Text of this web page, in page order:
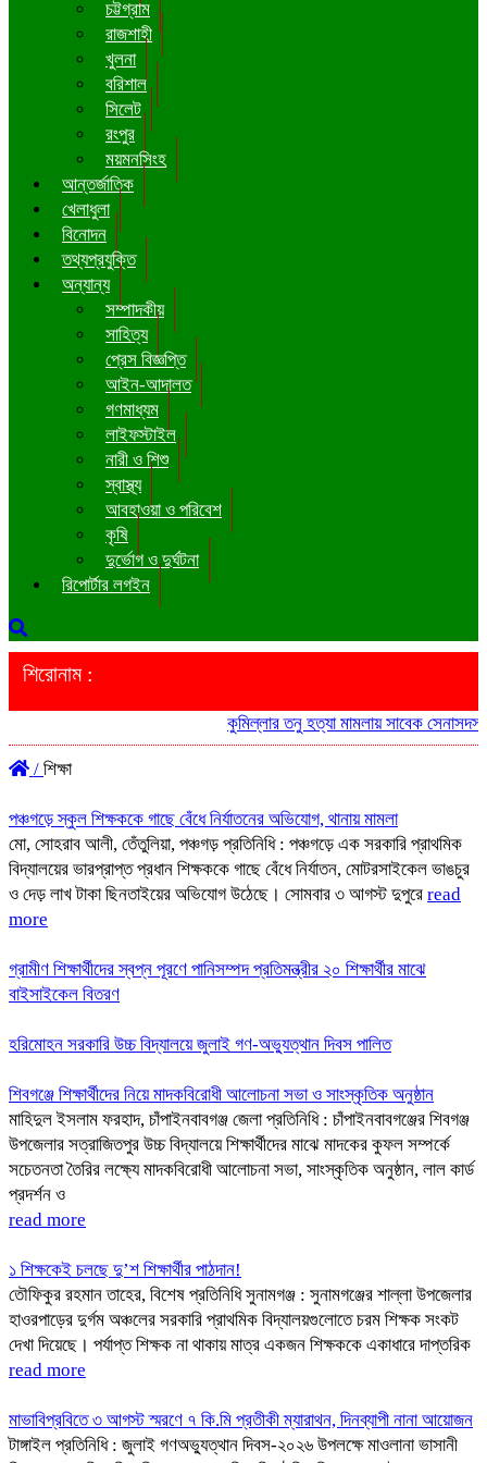
চট্টগ্রাম
রাজশাহী
খুলনা
বরিশাল
সিলেট
রংপুর
ময়মনসিংহ
আন্তর্জাতিক
খেলাধুলা
বিনোদন
তথ্যপ্রযুক্তি
অন্যান্য
সম্পাদকীয়
সাহিত্য
প্রেস বিজ্ঞপ্তি
আইন-আদালত
গণমাধ্যম
লাইফস্টাইল
নারী ও শিশু
স্বাস্থ্য
আবহাওয়া ও পরিবেশ
কৃষি
দুর্ভোগ ও দুর্ঘটনা
রিপোর্টার লগইন
শিরোনাম :
কুমিল্লার তনু হত্যা মামলায় সাবেক
/ শিক্ষা
পঞ্চগড়ে স্কুল শিক্ষককে গাছে বেঁধে নির্যাতনের অভিযোগ, থানায় মামলা
মো, সোহরাব আলী, তেঁতুলিয়া, পঞ্চগড় প্রতিনিধি : পঞ্চগড়ে এক সরকারি প্রাথমিক
বিদ্যালয়ের ভারপ্রাপ্ত প্রধান শিক্ষককে গাছে বেঁধে নির্যাতন, মোটরসাইকেল ভাঙচুর
ও দেড় লাখ টাকা ছিনতাইয়ের অভিযোগ উঠেছে। সোমবার ৩ আগস্ট দুপুরে read
more
গ্রামীণ শিক্ষার্থীদের স্বপ্ন পূরণে পানিসম্পদ প্রতিমন্ত্রীর ২০ শিক্ষার্থীর মাঝে
বাইসাইকেল বিতরণ
হরিমোহন সরকারি উচ্চ বিদ্যালয়ে জুলাই গণ-অভ্যুত্থান দিবস পালিত
শিবগঞ্জে শিক্ষার্থীদের নিয়ে মাদকবিরোধী আলোচনা সভা ও সাংস্কৃতিক অনুষ্ঠান
মাহিদুল ইসলাম ফরহাদ, চাঁপাইনবাবগঞ্জ জেলা প্রতিনিধি : চাঁপাইনবাবগঞ্জের শিবগঞ্জ
উপজেলার সত্রাজিতপুর উচ্চ বিদ্যালয়ে শিক্ষার্থীদের মাঝে মাদকের কুফল সম্পর্কে
সচেতনতা তৈরির লক্ষ্যে মাদকবিরোধী আলোচনা সভা, সাংস্কৃতিক অনুষ্ঠান, লাল কার্ড
প্রদর্শন ও
read more
১ শিক্ষকেই চলছে দু’শ শিক্ষার্থীর পাঠদান!
তৌফিকুর রহমান তাহের, বিশেষ প্রতিনিধি সুনামগঞ্জ : সুনামগঞ্জের শাল্লা উপজেলার
হাওরপাড়ের দুর্গম অঞ্চলের সরকারি প্রাথমিক বিদ্যালয়গুলোতে চরম শিক্ষক সংকট
দেখা দিয়েছে। পর্যাপ্ত শিক্ষক না থাকায় মাত্র একজন শিক্ষককে একাধারে দাপ্তরিক
read more
‎মাভাবিপ্রবিতে ৩ আগস্ট স্মরণে ৭ কি.মি প্রতীকী ম্যারাথন, দিনব্যাপী নানা আয়োজন
টাঙ্গাইল প্রতিনিধি : ‎জুলাই গণঅভ্যুত্থান দিবস-২০২৬ উপলক্ষে মাওলানা ভাসানী